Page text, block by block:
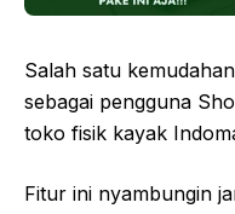
Salah satu
sebagai pengguna
toko fisik kayak
Fitur ini nyambungin